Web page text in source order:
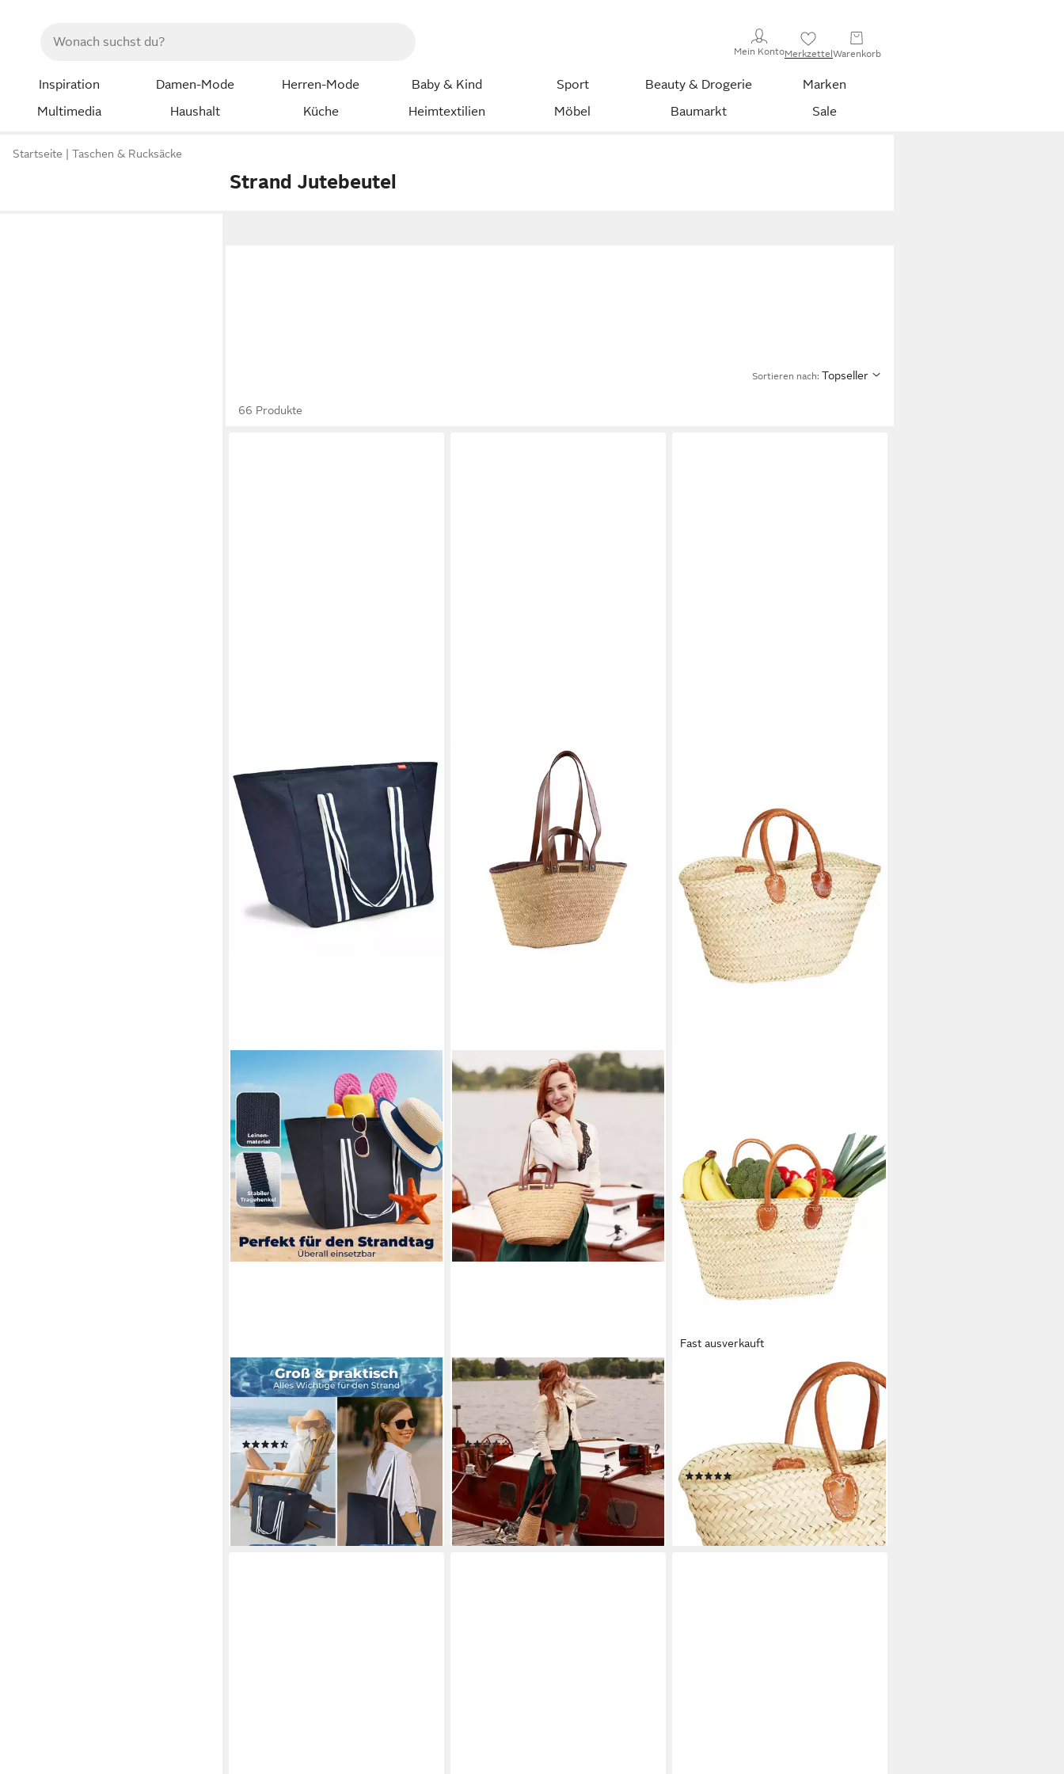
Mein KontoMerkzettelWarenkorb
Inspiration Damen-Mode Herren-Mode Baby & Kind Sport Beauty & Drogerie
Marken
Multimedia
Haushalt Küche Heimtextilien Möbel Baumarkt Sale
Startseite Taschen & Rucksäcke
Strand Jutebeutel
Sortieren nach: Topseller
66 Produkte
ACHILLES
XL-Strandtasche Strandtasche,
Freizeittasche für Ausflüge
Einkaufstasche
(9)
38,99 €
lieferbar - in 6-7 Werktagen bei dir
NATUREHOME
Schultertasche Umhängetasche
Shopper Korb Palmblatt, Handarbeit,
Nachhaltig, Naturmaterial
(1)
90,85 € UVP119,00 €
-24%
lieferbar - in 4-5 Werktagen bei dir
Fast ausverkauft
MARRAKESCH ORIENT & MEDITERRAN
Korbtasche Ibiza Korbtasche Cestino
modern aus Palmblatt und Leder in
Natur 50 cm (1-tlg), Handarbeit /
Echt Leder / Palmblätter
(6)
15,93 € UVP22,00 €
-28%
lieferbar - in 4-5 Werktagen bei dir